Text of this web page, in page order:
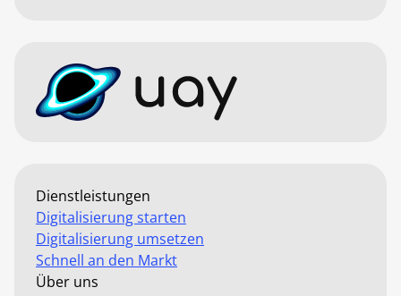
Dienstleistungen
Digitalisierung starten
Digitalisierung umsetzen
Schnell an den Markt
Über uns